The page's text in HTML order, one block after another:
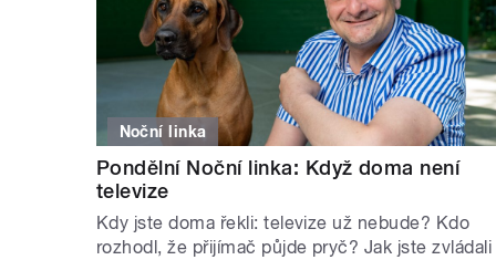
Noční linka
Pondělní Noční linka: Když doma není
televize
Kdy jste doma řekli: televize už nebude? Kdo
rozhodl, že přijímač půjde pryč? Jak jste zvládali